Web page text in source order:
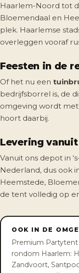
Haarlem-Noord tot
Bloemendaal en
plek. Haarlemse
overleggen vooraf
Feesten in de
Of het nu een
bedrijfsborrel is, de
omgeving wordt
hoort daarbij.
Levering vanuit
Vanuit ons depot in
Nederland, dus ook
Heemstede,
de tent volledig op
OOK IN DE
Premium
rondom Haarlem:
Zandvoort,